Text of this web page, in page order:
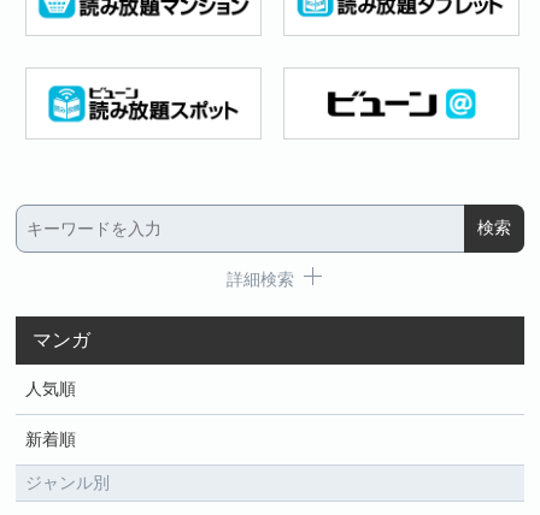
詳細検索
マンガ
人気順
新着順
ジャンル別